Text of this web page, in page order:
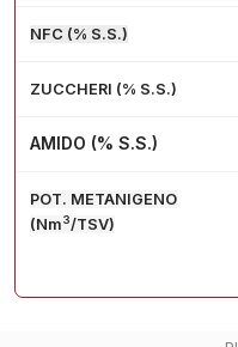
NFC (% S.S.)
ZUCCHERI (% S.S.)
AMIDO (% S.S.)
POT. METANIGENO
(Nm3/TSV)